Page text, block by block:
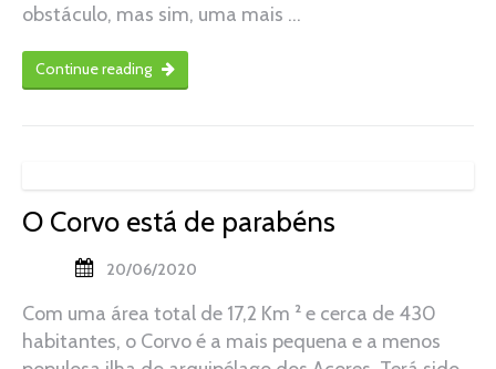
obstáculo, mas sim, uma mais …
Continue reading
O Corvo está de parabéns
20/06/2020
Com uma área total de 17,2 Km ² e cerca de 430
habitantes, o Corvo é a mais pequena e a menos